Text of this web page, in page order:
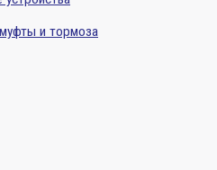
и тормоза